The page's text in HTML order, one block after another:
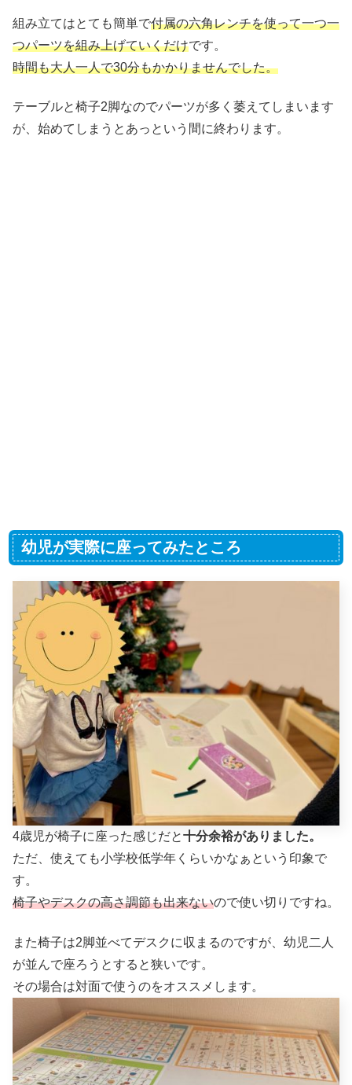
組み立てはとても簡単で付属の六角レンチを使って一つ一
つパーツを組み上げていくだけです。
時間も大人一人で30分もかかりませんでした。
テーブルと椅子2脚なのでパーツが多く萎えてしまいます
が、始めてしまうとあっという間に終わります。
幼児が実際に座ってみたところ
4歳児が椅子に座った感じだと十分余裕がありました。
ただ、使えても小学校低学年くらいかなぁという印象で
す。
椅子やデスクの高さ調節も出来ないので使い切りですね。
また椅子は2脚並べてデスクに収まるのですが、幼児二人
が並んで座ろうとすると狭いです。
その場合は対面で使うのをオススメします。